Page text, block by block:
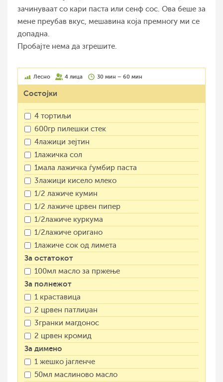
зачинуваат со кари паста или сенф сос. Ова беше за
мене преубав вкус, мешавина која премногу ми се
допадна.
Пробајте нема да згрешите.
Лесно 4 лица 30 мин – 60 мин
Состојки
4 тортиљи
600гр пилешки стек
4лажици зејтин
1лажичка сол
1мала лажичка ѓумбир паста
3лажици кисело млеко
1/2 лажиче кумин
1/2 лажиче црвен пипер
1/2лажиче куркума
1/2лажиче оригано
1лажиче сок од лимета
За остатокот
100мл масло за пржење
За полнежот
1 краставица
2 црвен патлиџан
3гранки магдонос
2 црвен кромид
За димено
1 жешко јагленче
50мл маслиново масло